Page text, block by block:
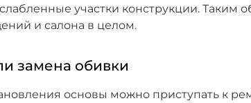
участки конструкции. Таким
и салона в целом.
замена обивки
основы можно приступать к